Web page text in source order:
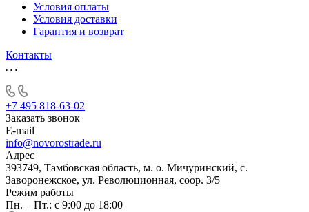
Условия оплаты
Условия доставки
Гарантия и возврат
Контакты
+7 495 818-63-02
Заказать звонок
E-mail
info@novorostrade.ru
Адрес
393749, Тамбовская область, м. о. Мичуринский, с.
Заворонежское, ул. Революционная, соор. 3/5
Режим работы
Пн. – Пт.: с 9:00 до 18:00